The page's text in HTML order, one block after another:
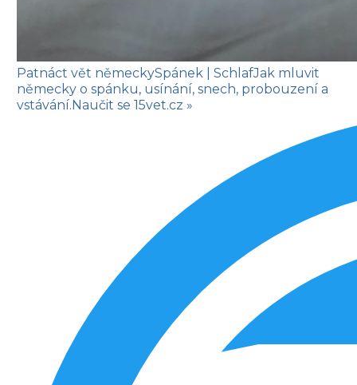
Patnáct vět německySpánek | SchlafJak mluvit
německy o spánku, usínání, snech, probouzení a
vstávání.Naučit se 15vet.cz »